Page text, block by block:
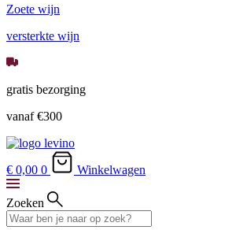
Zoete wijn
versterkte wijn
gratis bezorging
vanaf €300
€ 0,00 0 Winkelwagen
Zoeken